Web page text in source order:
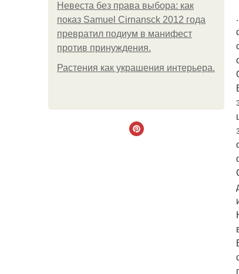
Невеста без права выбора: как
показ Samuel Cirnansck 2012 года
превратил подиум в манифест
против принуждения.
Растения как украшения интерьера.